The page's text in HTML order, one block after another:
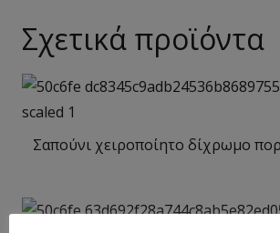
Σχετικά προϊόντα
Σαπούνι χειροποίητο δίχρωμο